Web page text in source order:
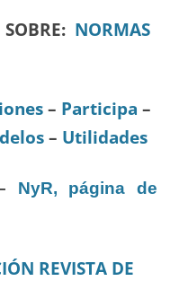
SOBRE: NORMAS
– Participa –
– Utilidades
NyR, página de
REVISTA DE